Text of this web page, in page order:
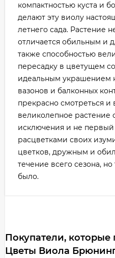
компактностью куста и
делают эту виолу
летнего сада. Растение
отличается обильным и
также способностью
пересадку в цветущем
идеальным украшением
вазонов и балконных
прекрасно смотреться и
великолепное
исключения и не
расцветками своих
цветков, дружным и
течение всего сезона,
было.
Покупатели, которые
Цветы Виола